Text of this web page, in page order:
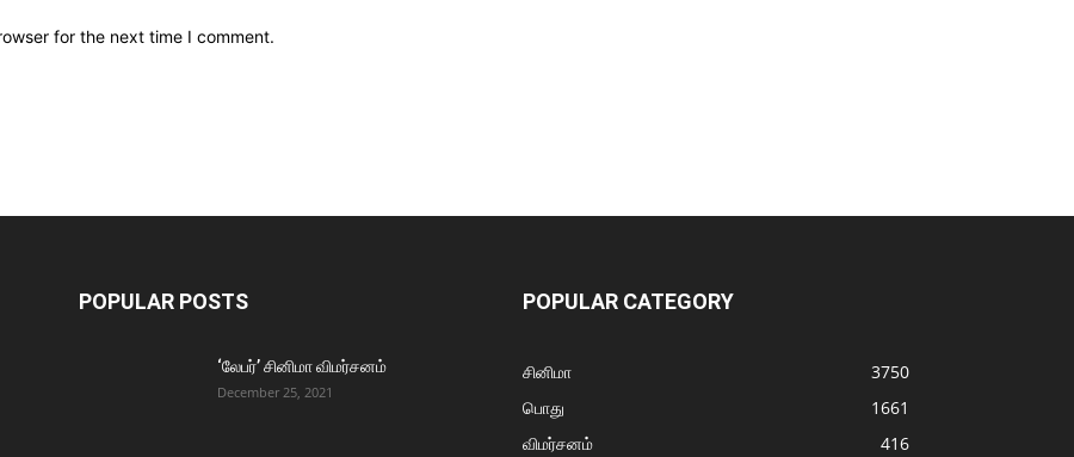
for the next time I comment.
POPULAR POSTS
‘லேபர்’ சினிமா விமர்சனம்
December 25, 2021
POPULAR CATEGORY
சினிமா
3750
பொது
1661
விமர்சனம்
416